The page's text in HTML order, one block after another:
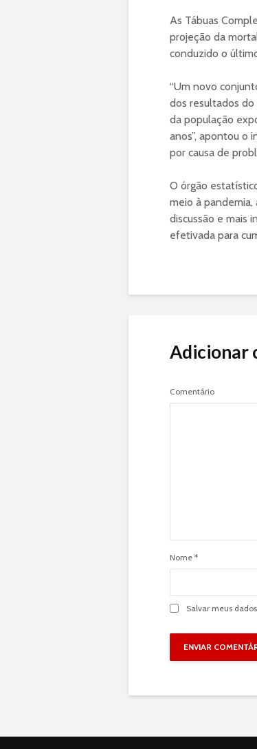
As Tábuas
projeção da
conduzido o
“Um novo
dos resultados
da população
anos”, apontou o
por causa de
O órgão
meio à
discussão e mais
efetivada para
Adicionar
Comentário
Nome *
Salvar meus